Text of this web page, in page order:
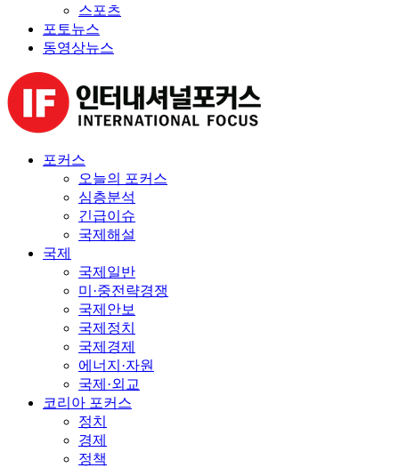
스포츠
포토뉴스
동영상뉴스
포커스
오늘의 포커스
심층분석
긴급이슈
국제해설
국제
국제일반
미·중전략경쟁
국제안보
국제정치
국제경제
에너지·자원
국제·외교
코리아 포커스
정치
경제
정책